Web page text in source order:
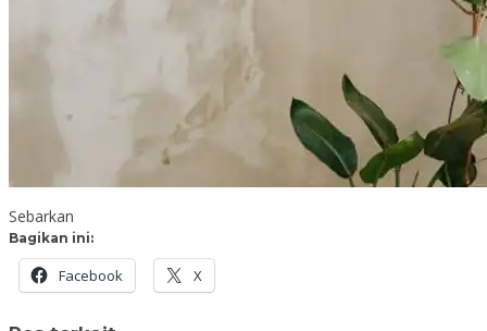
Sebarkan
Bagikan ini:
Facebook X